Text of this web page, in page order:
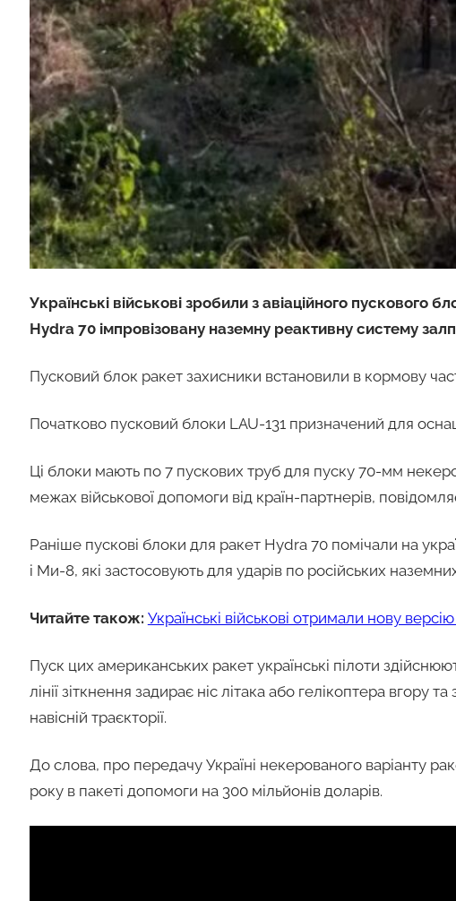
Українські військові зробили з авіаційного
Hydra 70 імпровізовану наземну реактивну систему
Пусковий блок ракет захисники встановили в кормову
Початково пусковий блоки LAU-131 призначений для
Ці блоки мають по 7 пускових труб для пуску 70-мм
межах військової допомоги від країн-партнерів,
Раніше пускові блоки для ракет Hydra 70 помічали на
і Ми-8, які застосовують для ударів по російських
Читайте також: Українські військові отримали нову
Пуск цих американських ракет українські пілоти
лінії зіткнення задирає ніс літака або гелікоптера вгору
навісній траєкторії.
До слова, про передачу Україні некерованого варіанту
року в пакеті допомоги на 300 мільйонів доларів.